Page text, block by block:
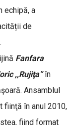
echipă, a
de
Fanfara
,,Rujiţa”în
Ansamblul
fiinţă în anul 2010,
fiind format